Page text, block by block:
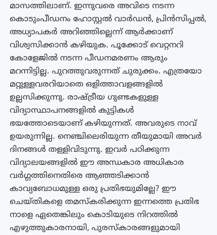
മാസത്തിലാണ്. ഇന്നുവരെ അവിടെ നടന്ന
കൊടുംപീഡനം ഹോസ്റ്റൽ വാർഡൻ, പ്രിൻസിപ്പൽ,
അധ്യാപകർ അറിഞ്ഞില്ലെന്ന് ആർക്കാണ്
വിശ്വസിക്കാൻ കഴിയുക. പൂക്കോട് വെറ്റനറി
കോളേജിൽ നടന്ന പീഡനമരണം ആരും
മറന്നിട്ടില്ല. പുറത്തുവരുന്നത് ചുരുക്കം. എത്രയോ
മറ്റുള്ളവരറിയാതെ ഒളിത്താവളങ്ങളിൽ
ഉല്ലസിക്കുന്നു. രാഷ്ട്രീയ ഗുണ്ടകളുള്ള
വിദ്യാസ്ഥാപനങ്ങളിൽ കുട്ടികൾ
ഭയത്തോടെയാണ് കഴിയുന്നത്. അവരുടെ നാവ്
ഉയരുന്നില്ല. നെഞ്ചിലെരിയുന്ന തീയുമായി അവർ
ദിനങ്ങൾ തള്ളിവിടുന്നു. ഇവർ പഠിക്കുന്ന
വിദ്യാലയങ്ങളിൽ ഈ അന്ധകാര അധികാര
വർഗ്ഗത്തിനെതിരെ ആഞ്ഞടിക്കാൻ
കാവ്യബോധമുള്ള ഒരു പ്രതിഭയുമില്ലേ? ഈ
ചെയ്‌തികളെ തമസ്‌കരിക്കുന്ന ഇന്നത്തെ പ്രതിഭ
നാളെ ഏതെങ്കിലും കൊടിയുടെ നിറത്തിൽ
എഴുത്തുകാരനായി, പുരസ്‌കാരങ്ങളുമായി